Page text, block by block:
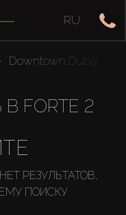
RU
Downtown Dubai
FORTE 2
РЕЗУЛЬТАТОВ,
ПОИСКУ